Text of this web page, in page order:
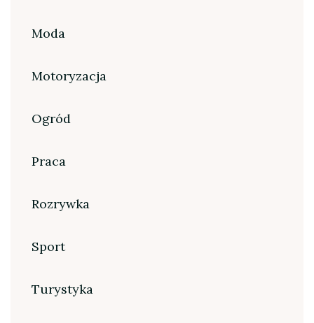
Moda
Motoryzacja
Ogród
Praca
Rozrywka
Sport
Turystyka